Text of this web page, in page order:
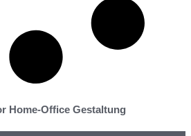
Home-Office Gestaltung